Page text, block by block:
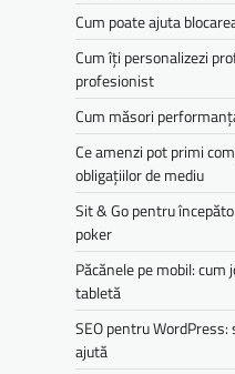
Cum poate ajuta
Cum îți personalizezi
profesionist
Cum măsori
Ce amenzi pot primi
obligațiilor de mediu­­
Sit & Go pentru
poker
Păcănele pe mobil:
tabletă
SEO pentru
ajută